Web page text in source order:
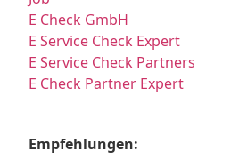
E Check GmbH
E Service Check Expert
E Service Check Partners
E Check Partner Expert
Empfehlungen: